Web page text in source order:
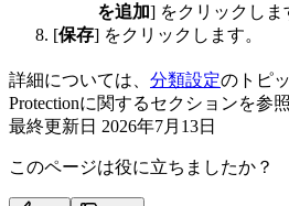
を追加] をクリックしま
[保存] をクリックします。
詳細については、 分類設定のトピ
Protectionに関するセクションを参
最終更新日 2026年7月13日
このページは役に立ちましたか？